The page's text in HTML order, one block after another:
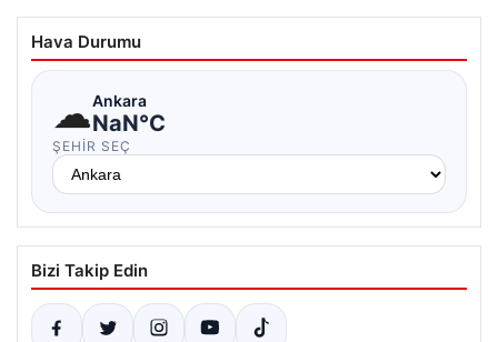
Hava Durumu
☁Ankara
NaN°C
ŞEHIR SEÇ
Bizi Takip Edin